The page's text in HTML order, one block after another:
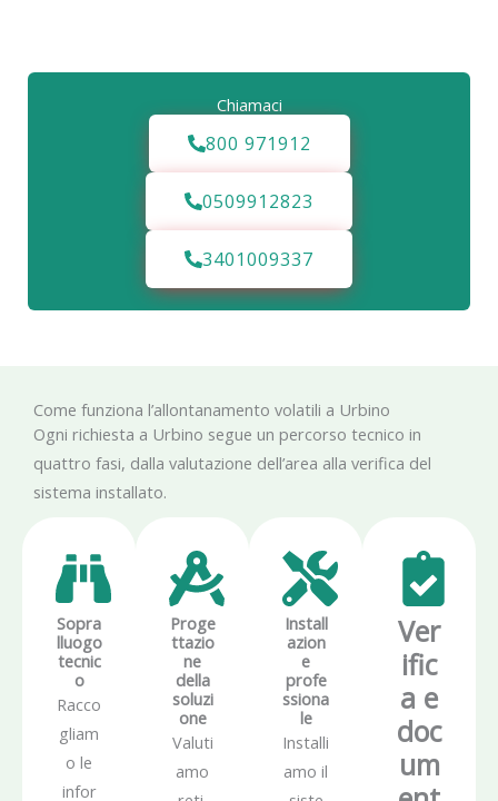
Chiamaci
800 971912
0509912823
3401009337
Come funziona l’allontanamento volatili a Urbino
Ogni richiesta a Urbino segue un percorso tecnico in
quattro fasi, dalla valutazione dell’area alla verifica del
sistema installato.
Sopra
lluogo
tecnic
o
Racco
gliam
o le
infor
Proge
ttazio
ne
della
soluzi
one
Valuti
amo
Install
azion
e
profe
ssiona
le
Installi
amo il
Ver
ific
a e
doc
um